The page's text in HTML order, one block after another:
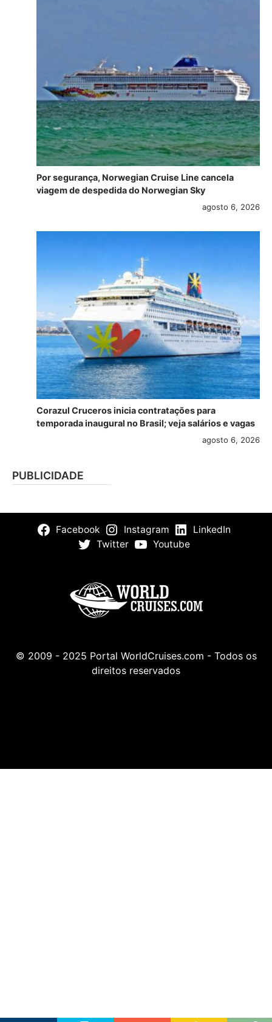
Por segurança, Norwegian Cruise Line cancela
viagem de despedida do Norwegian Sky
agosto 6, 2026
Corazul Cruceros inicia contratações para
temporada inaugural no Brasil; veja salários e vagas
agosto 6, 2026
PUBLICIDADE
Facebook Instagram
LinkedIn
Twitter
Youtube
© 2009 - 2025 Portal WorldCruises.com - Todos os
direitos reservados